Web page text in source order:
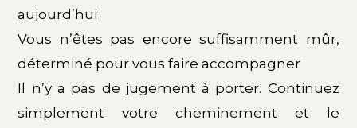
aujourd’hui
Vous n’êtes pas encore suffisamment mûr,
déterminé pour vous faire accompagner
Il n’y a pas de jugement à porter. Continuez
simplement votre cheminement et le